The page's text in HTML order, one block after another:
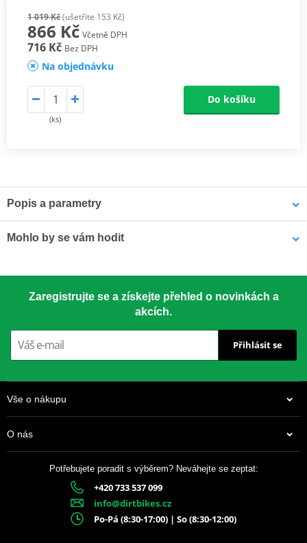
1 019 Kč(ušetříte 153 Kč)
866 Kč Včetně DPH
716 Kč Bez DPH
Na objednávku
(ks)
Do košíku
Popis a parametry
CNC přesnost– perfektní usazení
Speciální tvar zubů– delší životnost
Anodizovaný povrch– dlouhotrvající vzhled
Mohlo by se vám hodit
337 Kč
Skladem
Zaregistrujte se a získejte přehled o novinkách a
akcích.
Přihlásit se
Vše o nákupu
O nás
Potřebujete poradit s výběrem? Neváhejte se zeptat:
+420 733 537 099
info@dirtbikes.cz
Po-Pá (8:30-17:00) | So (8:30-12:00)